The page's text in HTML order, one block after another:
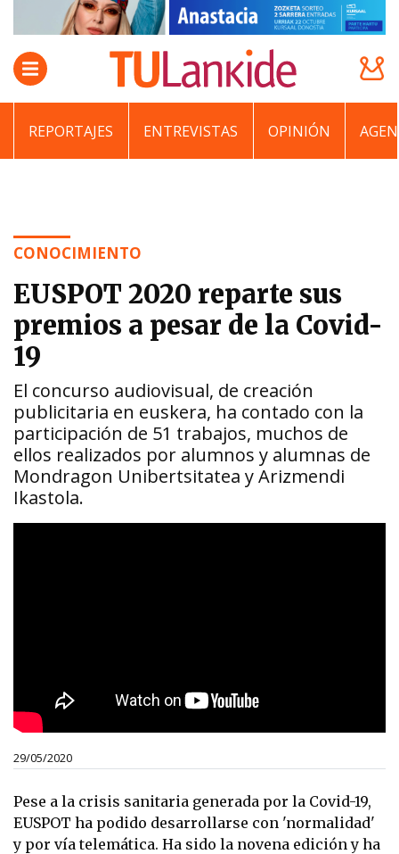
REPORTAJES ENTREVISTAS OPINIÓN
CONOCIMIENTO
EUSPOT 2020 reparte sus
premios a pesar de la Covid-
19
El concurso audiovisual, de creación
publicitaria en euskera, ha contado con la
participación de 51 trabajos, muchos de
ellos realizados por alumnos y alumnas de
Mondragon Unibertsitatea y Arizmendi
Ikastola.
29/05/2020
Pese a la crisis sanitaria generada por la Covid-19,
EUSPOT ha podido desarrollarse con 'normalidad'
y por vía telemática. Ha sido la novena edición y ha